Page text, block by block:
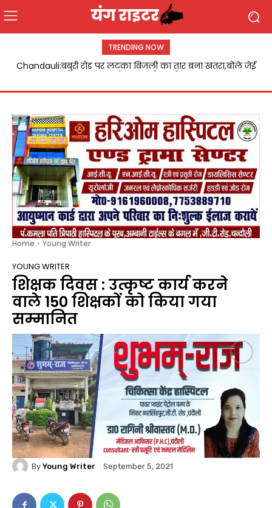
TRENDING NOW
Chandauli:बबुरी रोड पर लटका बिजली का तार बना खतरा,बोले जेई
डिप्टी सीएम बृजेश पाठक ने डॉ. विजय लक्ष्मी पाण्डेय को किया
Home Young Writer
YOUNG WRITER
शिक्षक दिवस : उत्कृष्ट कार्य करने
वाले 150 शिक्षकों को किया गया
सम्मानित
By Young Writer September 5, 2021